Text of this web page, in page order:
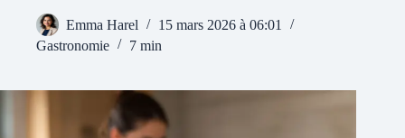
Emma Harel
15 mars 2026 à 06:01
Gastronomie
7 min